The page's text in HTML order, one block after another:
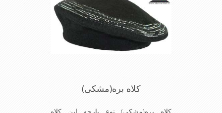
کلاه بره(مشکی)